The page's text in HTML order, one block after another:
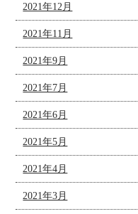
2021年12月
2021年11月
2021年9月
2021年7月
2021年6月
2021年5月
2021年4月
2021年3月